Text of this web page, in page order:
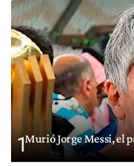
1Murió Jorge Messi, el